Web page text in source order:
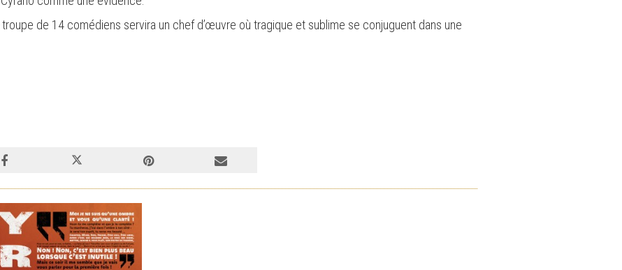
troupe de 14 comédiens servira un chef d’œuvre où tragique et sublime se conjuguent dans une